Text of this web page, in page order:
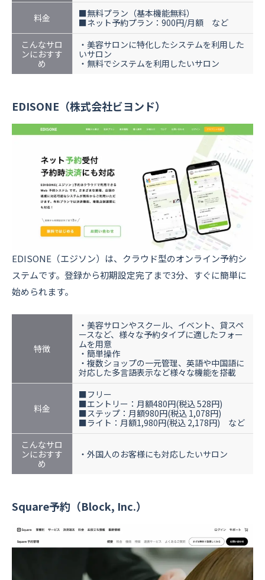
料金
■無料プラン（基本機能無料）
■ネット予約プラン：900円/月額 など
こんなサロ
ンにおすす
め
・美容サロンに特化したシステムを利用した
いサロン
・無料でシステムを利用したいサロン
EDISONE（株式会社ビヨンド）
EDISONE（エジソン）は、クラウド型のオンライン予約シ
ステムです。登録から初期設定完了まで3分、すぐに簡単に
始められます。
特徴
・美容サロンやスクール、イベント、貸スペ
ースなど、様々な予約タイプに適したフォー
ムを用意
・簡単操作
・複数ショップの一元管理、英語や中国語に
対応した多言語表示など様々な機能を搭載
料金
■フリー
■エントリー：月額480円(税込 528円)
■ステップ：月額980円(税込 1,078円)
■ライト：月額1,980円(税込 2,178円) など
こんなサロ
ンにおすす
め
・外国人のお客様にも対応したいサロン
Square予約（Block, Inc.）
・ご登録はメールアドレスのみ
・いつでも登録解除できます
・どうぞ安心してお試しください
入力いただいたメールアドレスに、
ご確認のメールをお送りしました。
メールが届かない場合は、以下の内容をご確認ください。
・迷惑メールフォルダをご確認ください